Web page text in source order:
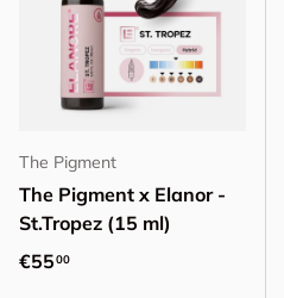
The Pigment
The Pigment x Elanor -
St.Tropez (15 ml)
Precio normal
€5500